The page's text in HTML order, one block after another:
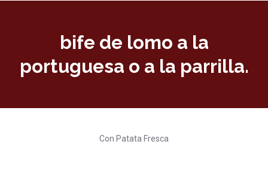
bife de lomo a la
portuguesa o a la parrilla.
Con Patata Fresca